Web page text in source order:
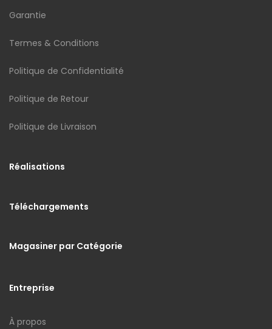
Garantie
Termes & Conditions
Politique de Confidentialité
Politique de Retour
Politique de Livraison
Réalisations
Téléchargements
Magasiner par Catégorie
Entreprise
À propos